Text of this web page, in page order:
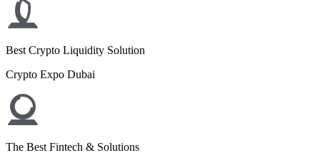
Best Crypto Liquidity Solution
Crypto Expo Dubai
The Best Fintech & Solutions